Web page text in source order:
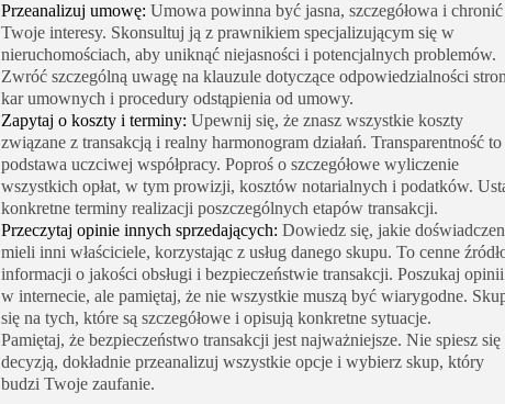
Przeanalizuj umowę: Umowa powinna być jasna, szczegółowa i chronić
Twoje interesy. Skonsultuj ją z prawnikiem specjalizującym się w
nieruchomościach, aby uniknąć niejasności i potencjalnych problemów.
Zwróć szczególną uwagę na klauzule dotyczące odpowiedzialności
kar umownych i procedury odstąpienia od umowy.
Zapytaj o koszty i terminy: Upewnij się, że znasz wszystkie koszty
związane z transakcją i realny harmonogram działań. Transparentność to
podstawa uczciwej współpracy. Poproś o szczegółowe wyliczenie
wszystkich opłat, w tym prowizji, kosztów notarialnych i podatków.
konkretne terminy realizacji poszczególnych etapów transakcji.
Przeczytaj opinie innych sprzedających: Dowiedz się, jakie
mieli inni właściciele, korzystając z usług danego skupu. To cenne
informacji o jakości obsługi i bezpieczeństwie transakcji. Poszukaj opinii
w internecie, ale pamiętaj, że nie wszystkie muszą być wiarygodne.
się na tych, które są szczegółowe i opisują konkretne sytuacje.
Pamiętaj, że bezpieczeństwo transakcji jest najważniejsze. Nie spiesz się
decyzją, dokładnie przeanalizuj wszystkie opcje i wybierz skup, który
budzi Twoje zaufanie.